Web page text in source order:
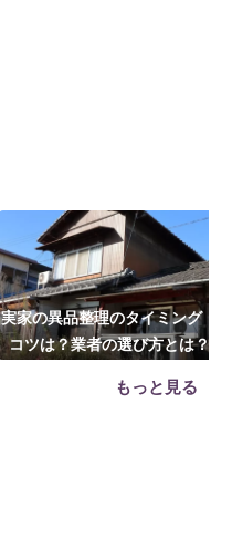
実家の異品整理のタイミング・
コツは？業者の選び方とは？
もっと見る